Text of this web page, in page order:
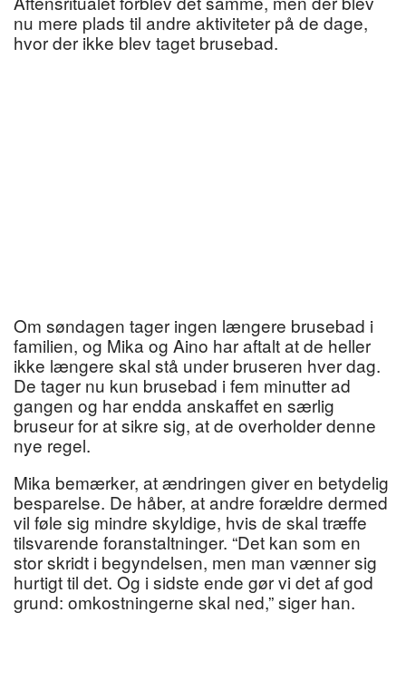
nu mere plads til andre aktiviteter på de dage,
hvor der ikke blev taget brusebad.
Om søndagen tager ingen længere brusebad i
familien, og Mika og Aino har aftalt at de heller
ikke længere skal stå under bruseren hver dag.
De tager nu kun brusebad i fem minutter ad
gangen og har endda anskaffet en særlig
bruseur for at sikre sig, at de overholder denne
nye regel.
Mika bemærker, at ændringen giver en betydelig
besparelse. De håber, at andre forældre dermed
vil føle sig mindre skyldige, hvis de skal træffe
tilsvarende foranstaltninger. “Det kan som en
stor skridt i begyndelsen, men man vænner sig
hurtigt til det. Og i sidste ende gør vi det af god
grund: omkostningerne skal ned,” siger han.